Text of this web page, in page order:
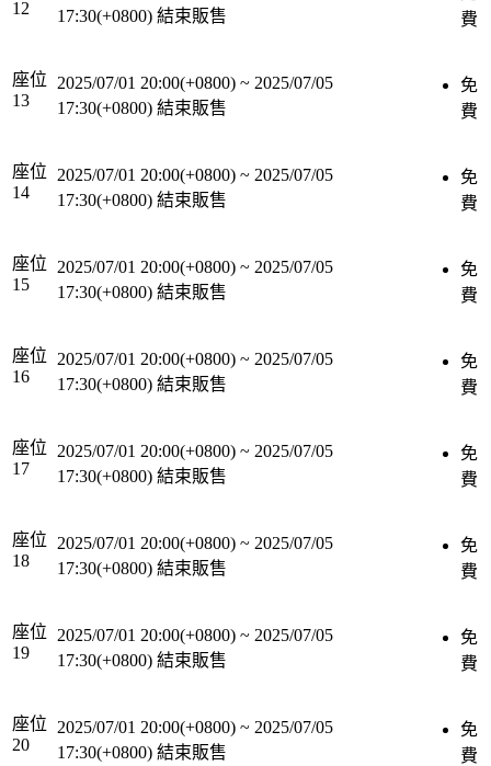
12 17:30(+0800) 結束販售
費
座位
13
2025/07/01 20:00(+0800) ~ 2025/07/05
17:30(+0800) 結束販售
免
費
座位
14
2025/07/01 20:00(+0800) ~ 2025/07/05
17:30(+0800) 結束販售
免
費
座位
15
2025/07/01 20:00(+0800) ~ 2025/07/05
17:30(+0800) 結束販售
免
費
座位
16
2025/07/01 20:00(+0800) ~ 2025/07/05
17:30(+0800) 結束販售
免
費
座位
17
2025/07/01 20:00(+0800) ~ 2025/07/05
17:30(+0800) 結束販售
免
費
座位
18
2025/07/01 20:00(+0800) ~ 2025/07/05
17:30(+0800) 結束販售
免
費
座位
19
2025/07/01 20:00(+0800) ~ 2025/07/05
17:30(+0800) 結束販售
免
費
座位
20
2025/07/01 20:00(+0800) ~ 2025/07/05
17:30(+0800) 結束販售
免
費